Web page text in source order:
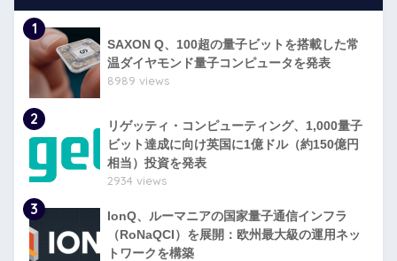
1
SAXON Q、100超の量子ビットを搭載した常
温ダイヤモンド量子コンピュータを発表
8989 views
2
リゲッティ・コンピューティング、1,000量子
ビット達成に向け英国に1億ドル（約150億円
相当）投資を発表
2934 views
3
IonQ、ルーマニアの国家量子通信インフラ
（RoNaQCI）を展開：欧州最大級の運用ネッ
トワークを構築